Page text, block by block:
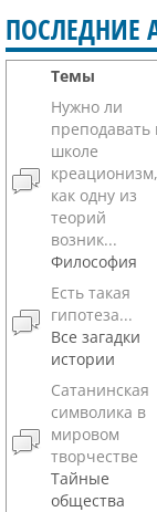
ПОСЛЕДНИЕ
Темы
Нужно ли
преподавать
школе
креационизм,
как одну из
теорий
возник...
Философия
Есть такая
гипотеза...
Все загадки
истории
Сатанинская
символика в
мировом
творчестве
Тайные
общества